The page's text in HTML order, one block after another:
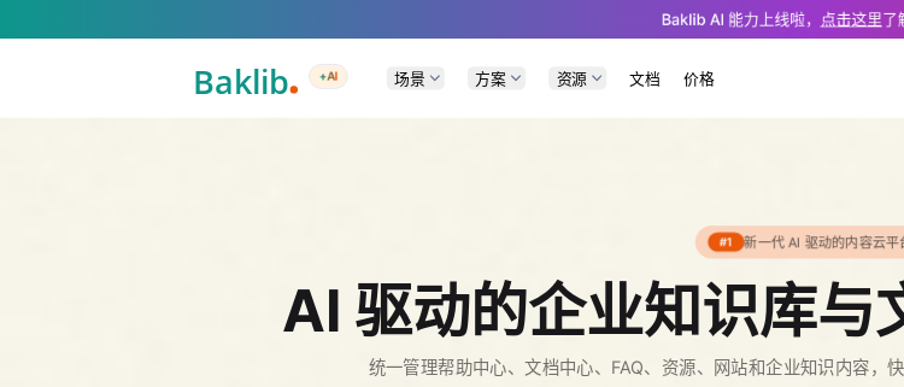
A Markdown version of this page is available at https://www.baklib.com/.md — optimized for AI and LLM tools.
Baklib AI 能力上线啦， 点击这里了
+AI 场景 方案 资源 文档 价格
#1 新一代 AI 驱动的内容云平
AI 驱动的企业知识库与
统一管理帮助中心、文档中心、FAQ、资源、网站和企业知识内容，